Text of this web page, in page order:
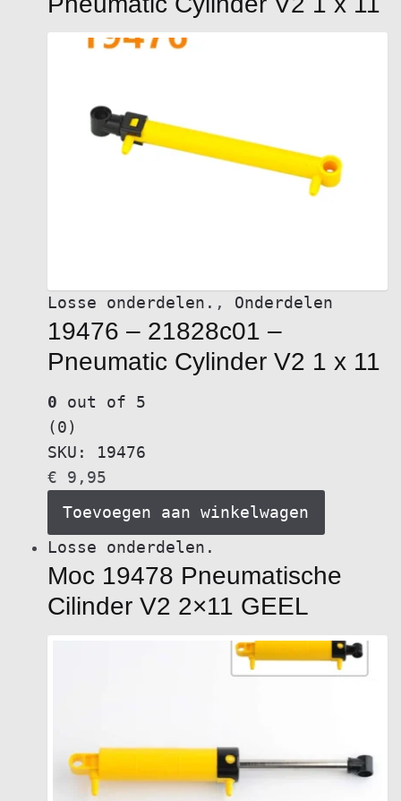
Losse onderdelen. , Onderdelen
19476 – 21828c01 –
Pneumatic Cylinder V2 1 x 11
0 out of 5
(0)
SKU: 19476
€ 9,95
Toevoegen aan winkelwagen
Losse onderdelen.
Moc 19478 Pneumatische
Cilinder V2 2×11 GEEL